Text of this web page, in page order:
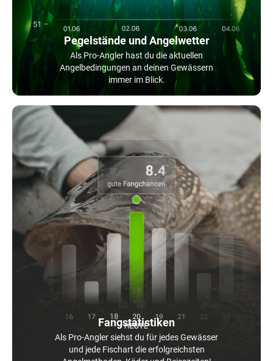
Pegelstände und Angelwetter
Als Pro-Angler hast du die aktuellen
Angelbedingungen an deinen Gewässern
immer im Blick.
Fangstatistiken
Als Pro-Angler siehst du für jedes Gewässer
und jede Fischart die erfolgreichsten